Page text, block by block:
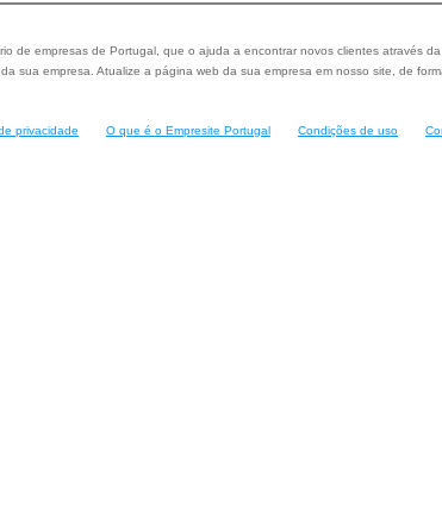
de empresas de Portugal, que o ajuda a encontrar novos clientes através
sua empresa. Atualize a página web da sua empresa em nosso site, de
privacidade O que é o Empresite Portugal Condições de uso